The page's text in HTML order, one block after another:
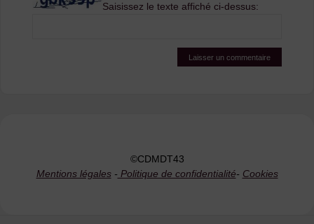
Saisissez le texte affiché ci-dessus:
©CDMDT43
Mentions légales- Politique de confidentialité- Cookies